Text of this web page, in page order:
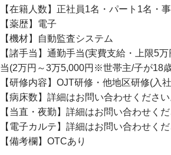
【在籍人数】正社員1名・パート1名・
【薬歴】電子
【機材】自動監査システム
【諸手当】通勤手当(実費支給・上限5
当(2万円～3万5,000円※世帯主/子が18
【研修内容】OJT研修・他地区研修(
【病床数】詳細はお問い合わせください
【当直・夜勤】詳細はお問い合わせくだ
【電子カルテ】詳細はお問い合わせくだ
【備考欄】OTCあり